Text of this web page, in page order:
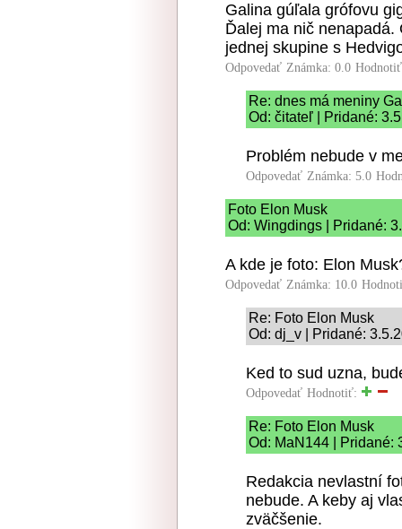
Galina gúľala grófovu
Ďalej ma nič
jednej skupine s
Odpovedať Známka: 0.0
Re: dnes má meniny
Od: čitateľ | Pridané:
Problém nebude v
Odpovedať Známka: 5.0
Foto Elon Musk
Od: Wingdings | Pridané:
A kde je foto: Elon
Odpovedať Známka: 10.0
Re: Foto Elon Musk
Od: dj_v | Pridané:
Ked to sud uzna,
Odpovedať Hodnotiť:
Re: Foto Elon Musk
Od: MaN144 | Pridané:
Redakcia nevlastní
nebude. A keby aj
zväčšenie.